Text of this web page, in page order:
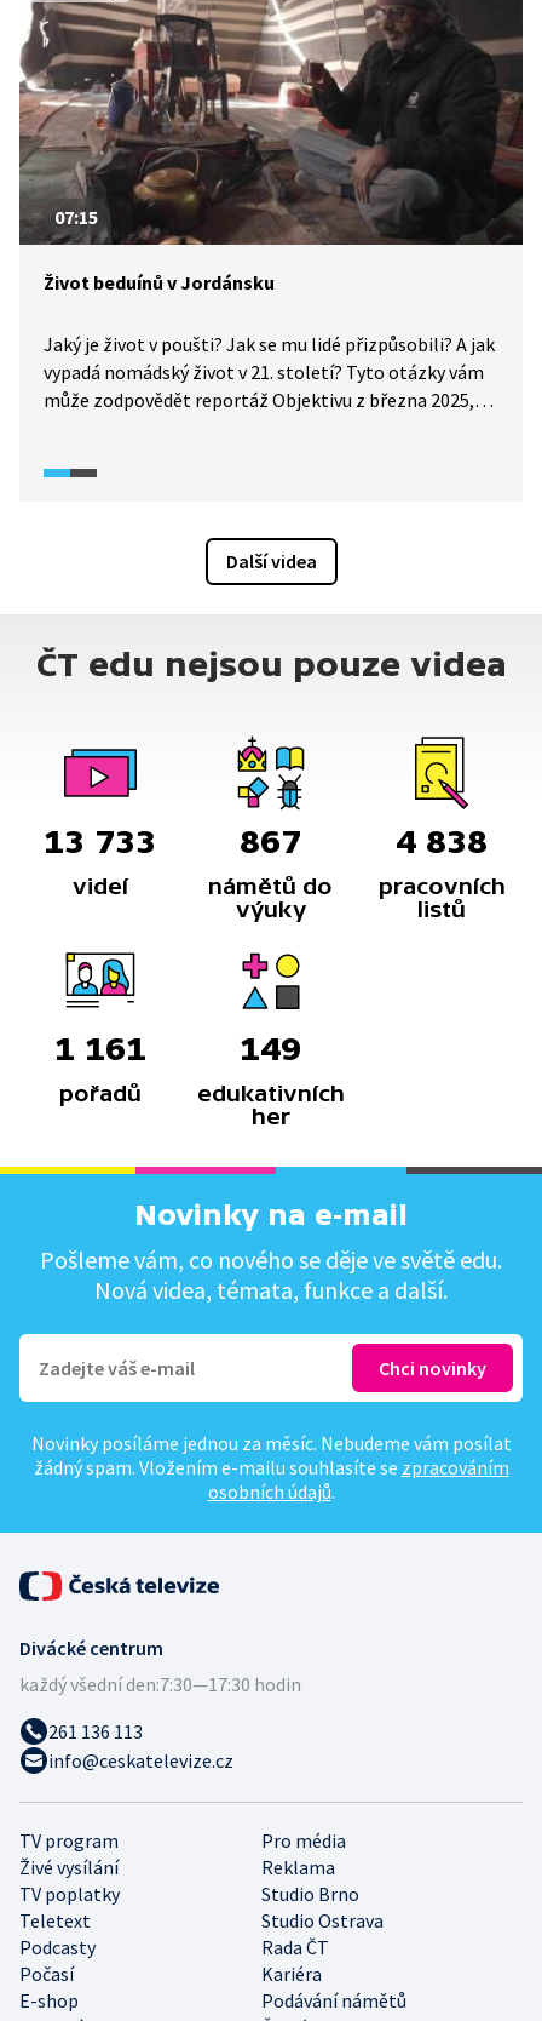
07:15
Život beduínů v Jordánsku
Jaký je život v poušti? Jak se mu lidé přizpůsobili? A jak
vypadá nomádský život v 21. století? Tyto otázky vám
může zodpovědět reportáž Objektivu z března 2025,
nomádský styl života.
Další videa
ČT edu nejsou pouze videa
13 733
videí
867
námětů do
výuky
4 838
pracovních
listů
1 161
pořadů
149
edukativních
her
Novinky na e-mail
Pošleme vám, co nového se děje ve světě edu.
Nová videa, témata, funkce a další.
Novinky posíláme jednou za měsíc. Nebudeme vám posílat
žádný spam. Vložením e-mailu souhlasíte se zpracováním
osobních údajů.